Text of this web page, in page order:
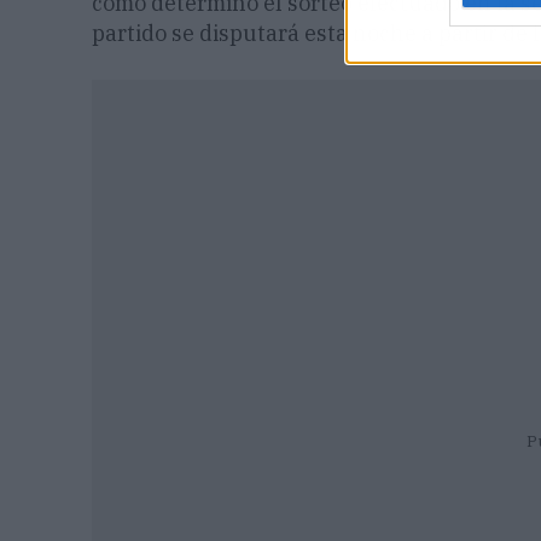
partido se disputará esta noche a partir de